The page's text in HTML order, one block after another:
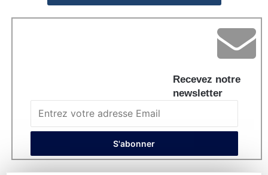
Recevez notre
newsletter